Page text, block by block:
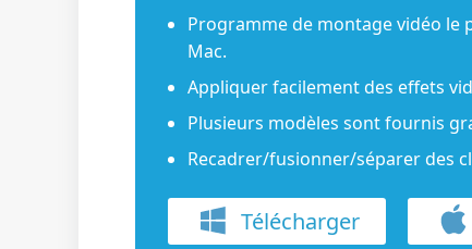
Programme de montage vidéo
Mac.
Appliquer facilement des effets
Plusieurs modèles sont fournis
Recadrer/fusionner/séparer des
Télécharger